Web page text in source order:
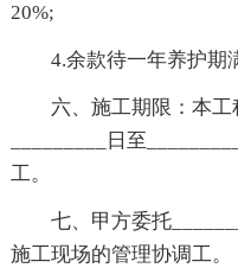
20%;
4.余款待一年养护期
六、施工期限：本工
_________日至
工。
七、甲方委托
施工现场的管理协调工。